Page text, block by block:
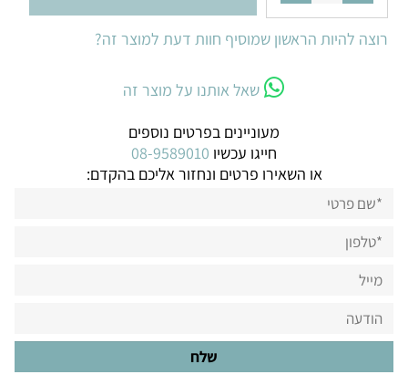
רוצה להיות הראשון שמוסיף חוות דעת למוצר זה?
שאל אותנו על מוצר זה
מעוניינים בפרטים נוספים
חייגו עכשיו 08-9589010
או השאירו פרטים ונחזור אליכם בהקדם: